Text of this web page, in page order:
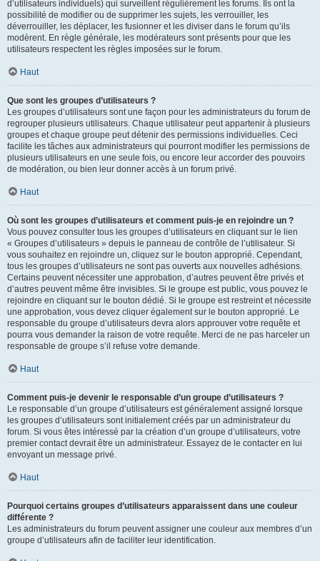
d’utilisateurs individuels) qui surveillent régulièrement les forums. Ils ont la
possibilité de modifier ou de supprimer les sujets, les verrouiller, les
déverrouiller, les déplacer, les fusionner et les diviser dans le forum qu’ils
modèrent. En règle générale, les modérateurs sont présents pour que les
utilisateurs respectent les règles imposées sur le forum.
Haut
Que sont les groupes d’utilisateurs ?
Les groupes d’utilisateurs sont une façon pour les administrateurs du forum de
regrouper plusieurs utilisateurs. Chaque utilisateur peut appartenir à plusieurs
groupes et chaque groupe peut détenir des permissions individuelles. Ceci
facilite les tâches aux administrateurs qui pourront modifier les permissions de
plusieurs utilisateurs en une seule fois, ou encore leur accorder des pouvoirs
de modération, ou bien leur donner accès à un forum privé.
Haut
Où sont les groupes d’utilisateurs et comment puis-je en rejoindre un ?
Vous pouvez consulter tous les groupes d’utilisateurs en cliquant sur le lien
« Groupes d’utilisateurs » depuis le panneau de contrôle de l’utilisateur. Si
vous souhaitez en rejoindre un, cliquez sur le bouton approprié. Cependant,
tous les groupes d’utilisateurs ne sont pas ouverts aux nouvelles adhésions.
Certains peuvent nécessiter une approbation, d’autres peuvent être privés et
d’autres peuvent même être invisibles. Si le groupe est public, vous pouvez le
rejoindre en cliquant sur le bouton dédié. Si le groupe est restreint et nécessite
une approbation, vous devez cliquer également sur le bouton approprié. Le
responsable du groupe d’utilisateurs devra alors approuver votre requête et
pourra vous demander la raison de votre requête. Merci de ne pas harceler un
responsable de groupe s’il refuse votre demande.
Haut
Comment puis-je devenir le responsable d’un groupe d’utilisateurs ?
Le responsable d’un groupe d’utilisateurs est généralement assigné lorsque
les groupes d’utilisateurs sont initialement créés par un administrateur du
forum. Si vous êtes intéressé par la création d’un groupe d’utilisateurs, votre
premier contact devrait être un administrateur. Essayez de le contacter en lui
envoyant un message privé.
Haut
Pourquoi certains groupes d’utilisateurs apparaissent dans une couleur
différente ?
Les administrateurs du forum peuvent assigner une couleur aux membres d’un
groupe d’utilisateurs afin de faciliter leur identification.